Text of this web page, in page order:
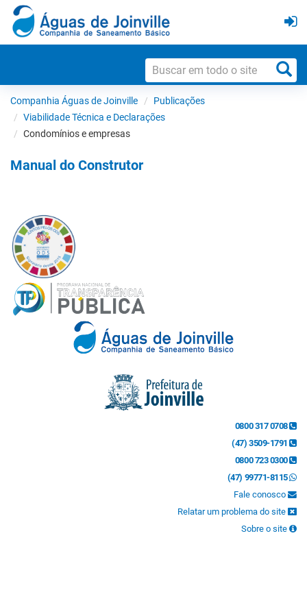
Companhia Águas de Joinville
Publicações
Viabilidade Técnica e Declarações
Condomínios e empresas
Manual do Construtor
0800 317 0708
(47) 3509-1791
0800 723 0300
(47) 99771-8115
Fale conosco
Relatar um problema do site
Sobre o site